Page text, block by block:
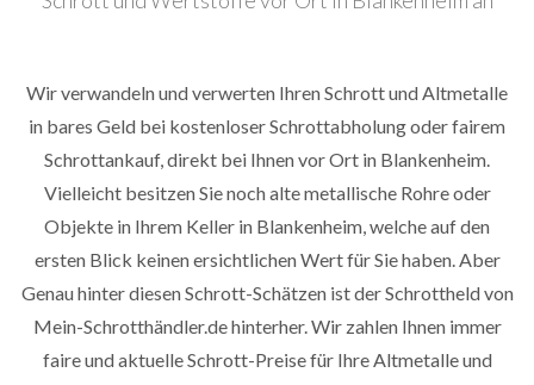
Wir verwandeln und verwerten Ihren Schrott und Altmetalle
in bares Geld bei kostenloser Schrottabholung oder fairem
Schrottankauf, direkt bei Ihnen vor Ort in Blankenheim.
Vielleicht besitzen Sie noch alte metallische Rohre oder
Objekte in Ihrem Keller in Blankenheim, welche auf den
ersten Blick keinen ersichtlichen Wert für Sie haben. Aber
Genau hinter diesen Schrott-Schätzen ist der Schrottheld von
Mein-Schrotthändler.de hinterher. Wir zahlen Ihnen immer
faire und aktuelle Schrott-Preise für Ihre Altmetalle und